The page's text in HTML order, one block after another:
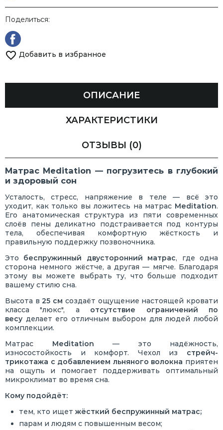
Поделиться:
Добавить в избранное
ОПИСАНИЕ
ХАРАКТЕРИСТИКИ
ОТЗЫВЫ (0)
Матрас Meditation — погрузитесь в глубокий
и здоровый сон
Усталость, стресс, напряжение в теле — всё это
уходит, как только вы ложитесь на матрас Meditation.
Его анатомическая структура из пяти современных
слоёв пены деликатно подстраивается под контуры
тела, обеспечивая комфортную жёсткость и
правильную поддержку позвоночника.
Это беспружинный двусторонний матрас, где одна
сторона немного жёстче, а другая — мягче. Благодаря
этому вы можете выбрать ту, что больше подходит
вашему стилю сна.
Высота в25 см создаёт ощущение настоящей кровати
класса "люкс", а отсутствие ограничений по
весу делает его отличным выбором для людей любой
комплекции.
Матрас Meditation — это надёжность,
износостойкость и комфорт. Чехол из стрейч-
трикотажа с добавлением льняного волокна приятен
на ощупь и помогает поддерживать оптимальный
микроклимат во время сна.
Кому подойдёт:
тем, кто ищет жёсткий беспружинный матрас;
парам и людям с повышенным весом;